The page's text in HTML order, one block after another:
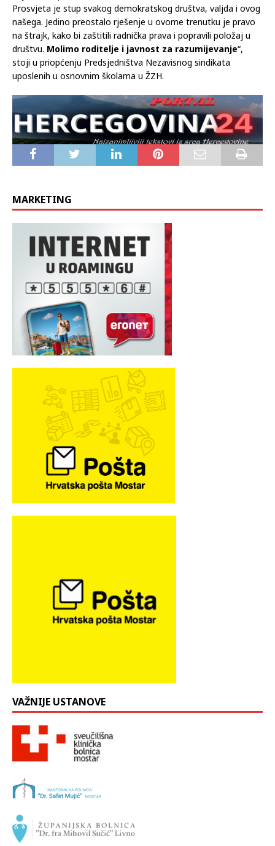
Prosvjeta je stup svakog demokratskog društva, valjda i ovog
našega. Jedino preostalo rješenje u ovome trenutku je pravo
na štrajk, kako bi zaštitili radnička prava i popravili položaj u
društvu. Molimo roditelje i javnost za razumijevanje“,
stoji u priopćenju Predsjedništva Nezavisnog sindikata
uposlenih u osnovnim školama u ŽZH.
MARKETING
VAŽNIJE USTANOVE